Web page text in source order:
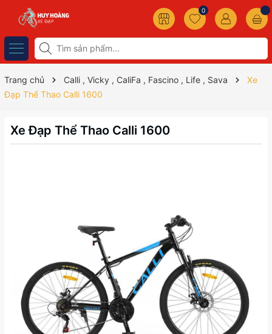
0
Trang chủ Calli , Vicky , CaliFa , Fascino , Life , Sava
Xe
Đạp Thể Thao Calli 1600
Xe Đạp Thể Thao Calli 1600